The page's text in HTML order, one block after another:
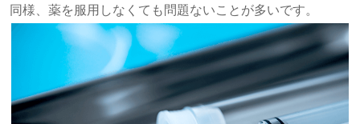
同様、薬を服用しなくても問題ないことが多いです。